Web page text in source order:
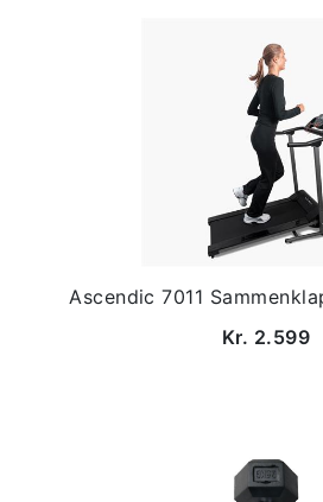
Ascendic 7011
Kr. 2.599